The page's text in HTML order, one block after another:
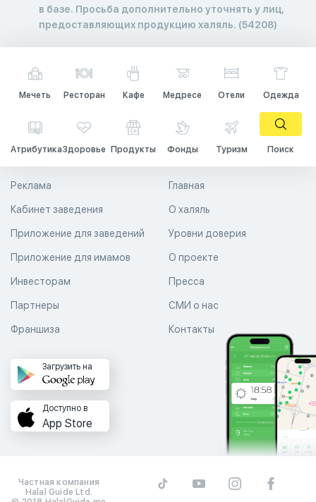
в базе. Просьба дополнительно уточнять у лиц,
предоставляющих продукцию халяль. (54208)
Мечеть Ресторан Кафе Медресе Отели Одежда
АтрибутикаЗдоровье Продукты Фонды Туризм Поиск
Главная
О халяль
Уровни доверия
Реклама
Кабинет заведения
Приложение для заведений
Приложение для имамов О проекте
Пресса
СМИ о нас
Контакты
Инвесторам
Партнеры
Франшиза
Загрузить на
Доступно в
App Store
Частная компания
Halal Guide Ltd.